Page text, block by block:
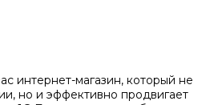
интернет-магазин, который не
но и эффективно продвигает